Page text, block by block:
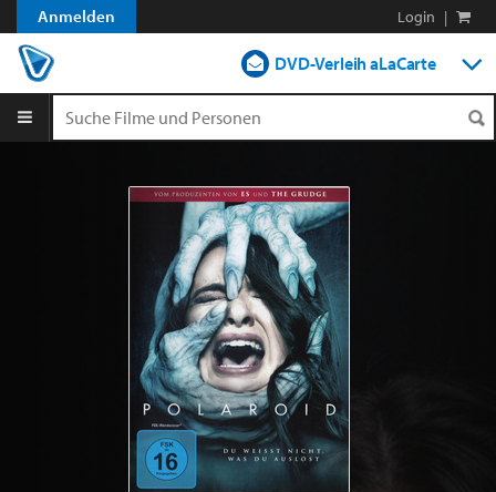
Anmelden Login |
DVD-Verleih aLaCarte
Shop
Blog